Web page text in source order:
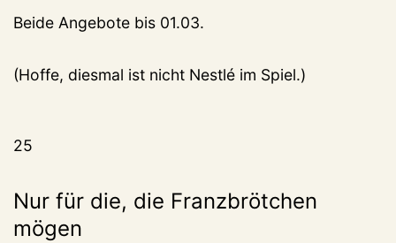
Beide Angebote bis 01.03.
(Hoffe, diesmal ist nicht Nestlé im Spiel.)
25
Nur für die, die Franzbrötchen
mögen